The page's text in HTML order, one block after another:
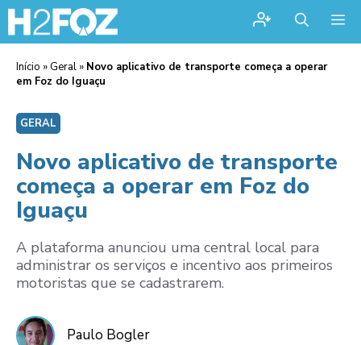
Início » Geral » Novo aplicativo de transporte começa a operar
em Foz do Iguaçu
GERAL
Novo aplicativo de transporte
começa a operar em Foz do
Iguaçu
A plataforma anunciou uma central local para
administrar os serviços e incentivo aos primeiros
motoristas que se cadastrarem.
Paulo Bogler